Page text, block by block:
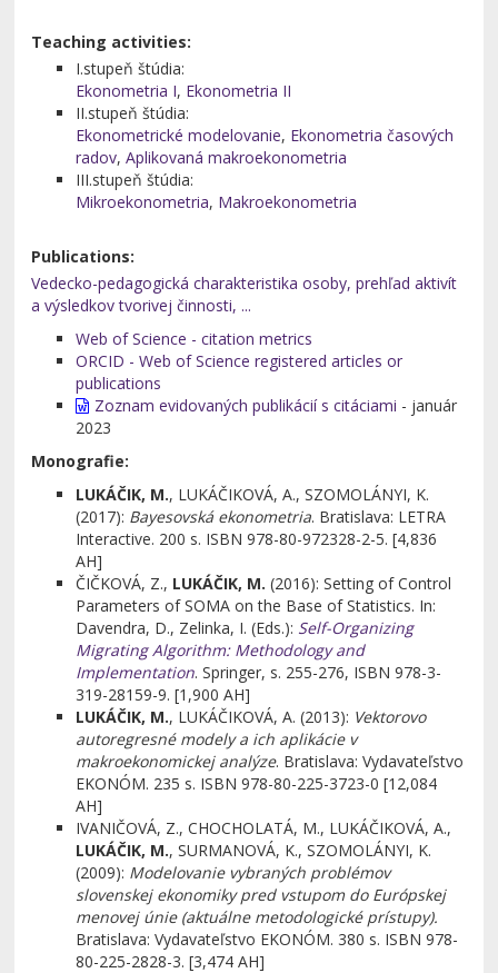
Teaching activities:
I.stupeň štúdia:
Ekonometria I, Ekonometria II
II.stupeň štúdia:
Ekonometrické modelovanie, Ekonometria časových
radov,Aplikovaná makroekonometria
III.stupeň štúdia:
Mikroekonometria, Makroekonometria
Publications:
Vedecko-pedagogická charakteristika osoby, prehľad aktivít
a výsledkov tvorivej činnosti, ...
Web of Science - citation metrics
ORCID - Web of Science registered articles or
publications
Zoznam evidovaných publikácií s citáciami - január
2023
Monografie:
LUKÁČIK, M., LUKÁČIKOVÁ, A., SZOMOLÁNYI, K.
(2017): Bayesovská ekonometria. Bratislava: LETRA
Interactive. 200 s. ISBN 978-80-972328-2-5. [4,836
AH]
ČIČKOVÁ, Z., LUKÁČIK, M. (2016): Setting of Control
Parameters of SOMA on the Base of Statistics. In:
Davendra, D., Zelinka, I. (Eds.): Self-Organizing
Migrating Algorithm: Methodology and
Implementation. Springer, s. 255-276, ISBN 978-3-
319-28159-9. [1,900 AH]
LUKÁČIK, M., LUKÁČIKOVÁ, A. (2013): Vektorovo
autoregresné modely a ich aplikácie v
makroekonomickej analýze. Bratislava: Vydavateľstvo
EKONÓM. 235 s. ISBN 978-80-225-3723-0 [12,084
AH]
IVANIČOVÁ, Z., CHOCHOLATÁ, M., LUKÁČIKOVÁ, A.,
LUKÁČIK, M., SURMANOVÁ, K., SZOMOLÁNYI, K.
(2009): Modelovanie vybraných problémov
slovenskej ekonomiky pred vstupom do Európskej
menovej únie (aktuálne metodologické prístupy).
Bratislava: Vydavateľstvo EKONÓM. 380 s. ISBN 978-
80-225-2828-3. [3,474 AH]